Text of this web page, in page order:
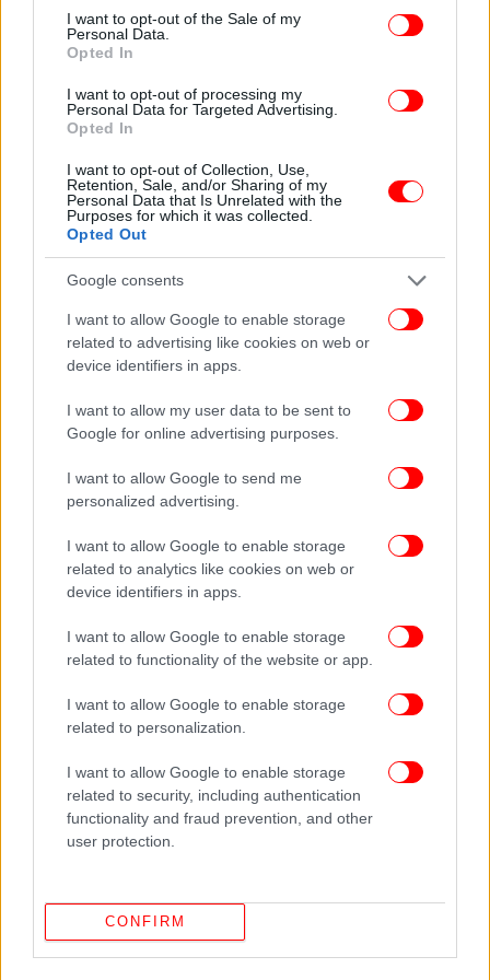
consent section.
I want to opt-out of the Sale of my
Personal Data.
Opted In
I want to opt-out of processing my
Personal Data for Targeted Advertising.
Opted In
I want to opt-out of Collection, Use,
Retention, Sale, and/or Sharing of my
Personal Data that Is Unrelated with the
Purposes for which it was collected.
Opted Out
Google consents
I want to allow Google to enable storage
related to advertising like cookies on web or
device identifiers in apps.
I want to allow my user data to be sent to
Google for online advertising purposes.
I want to allow Google to send me
personalized advertising.
I want to allow Google to enable storage
related to analytics like cookies on web or
device identifiers in apps.
I want to allow Google to enable storage
related to functionality of the website or app.
I want to allow Google to enable storage
related to personalization.
I want to allow Google to enable storage
related to security, including authentication
functionality and fraud prevention, and other
user protection.
CONFIRM
ΠΕΡΙΣΣΟΤΕΡΑ ΒΙΝΤΕΟ
Ακολουθήστε το στο Google News
Δείτε όλες τις τελευταίες Ειδήσειςαπό την Ελλάδα και τον Κόσμο,
ΔΙΑΒΑΣΤΕ ΠΕΡΙΣΣΟΤΕΡΑ ΙΤΑΛΊΑ ΑΚΈΦΑΛΟ ΠΤΏΜΑ
ΓΕΡΜΑΝΊΔΑ
ΦΛΩΡΕΝΤΊΑ